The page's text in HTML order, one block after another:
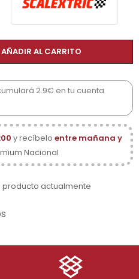
AÑADIR AL CARRITO
2.9€ en tu cuenta
y recíbelo entre mañana y
Nacional
actualmente